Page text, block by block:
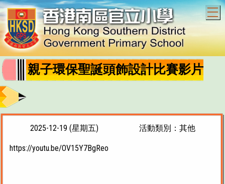
親子環保聖誕頭飾設計比賽影片
2025-12-19 (星期五) 活動類別：其他
https://youtu.be/OV15Y7BgReo